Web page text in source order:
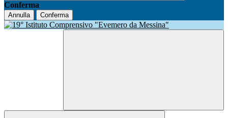
Conferma
Annulla Conferma